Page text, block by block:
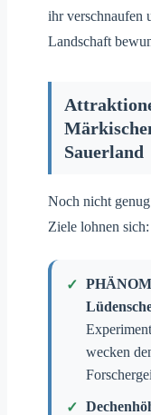
ihr verschnaufen
Landschaft
Sauerland
Noch nicht
Ziele lohnen sich:
wecken